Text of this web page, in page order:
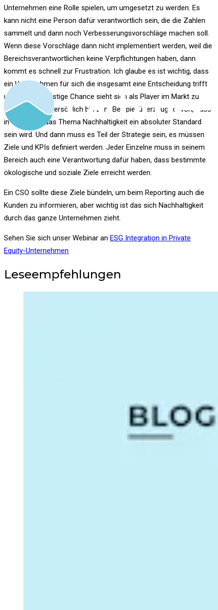
Unternehmen eine Rolle spielen, um umgesetzt zu werden. Es
kann nicht eine Person dafür verantwortlich sein, die die Zahlen
sammelt und dann noch Verbesserungsvorschläge machen soll.
Wenn diese Vorschläge dann nicht implementiert werden, weil die
Bereichsverantwortlichen keine Verpflichtungen haben, dann
kommt es schnell zur Frustration. Ich glaube es ist wichtig, dass
ein Unternehmen für sich die insgesamt eine Entscheidung trifft
und eine langfristige Chance sieht sich als Player im Markt zu
etablieren. Ich persönlich bin zum Beispiel überzeugt davon, dass
in 10 Jahren das Thema Nachhaltigkeit ein absoluter Standard
sein wird. Und dann muss es Teil der Strategie sein, es müssen
Ziele und KPIs definiert werden. Jeder Einzelne muss in seinem
Bereich auch eine Verantwortung dafür haben, dass bestimmte
ökologische und soziale Ziele erreicht werden.
Ein CSO sollte diese Ziele bündeln, um beim Reporting auch die
Kunden zu informieren, aber wichtig ist das sich Nachhaltigkeit
durch das ganze Unternehmen zieht.
Sehen Sie sich unser Webinar an ESG Integration in Private
Equity-Unternehmen
Leseempfehlungen